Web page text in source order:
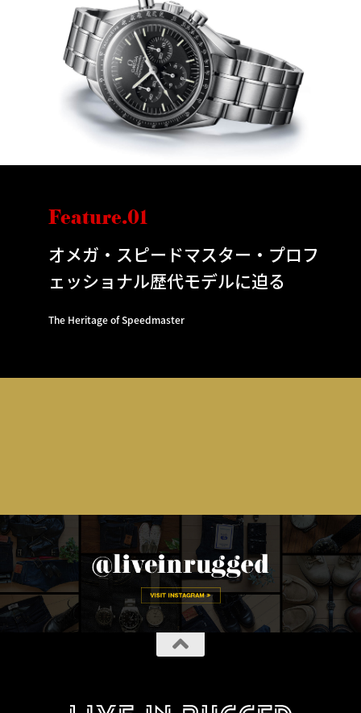
Feature.01
オメガ・スピードマスター・プロフ
ェッショナル歴代モデルに迫る
The Heritage of Speedmaster